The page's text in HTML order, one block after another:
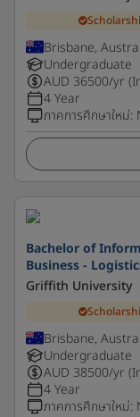
Brisbane,
Undergraduate
AUD 36500/yr
4 Year
ภาคการศึกษาใหม่:
Bachelor of
Business -
Griffith University
Brisbane,
Undergraduate
AUD 38500/yr
4 Year
ภาคการศึกษาใหม่: